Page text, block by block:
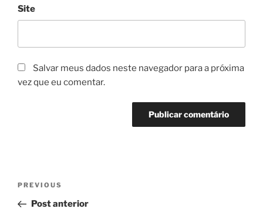
Site
Salvar meus dados neste navegador para a próxima
vez que eu comentar.
Navegação
Post
Previous
Post
PREVIOUS
Post anterior